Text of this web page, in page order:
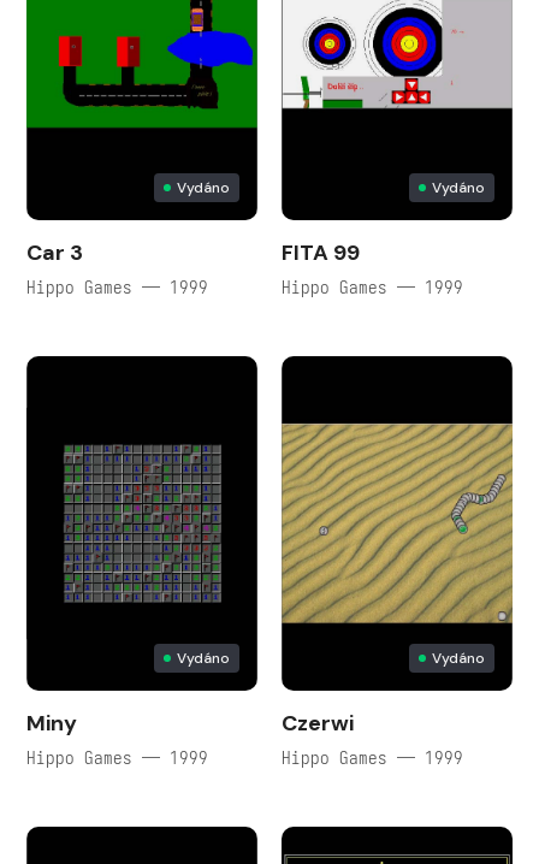
Vydáno
Car 3
Hippo Games — 1999
Vydáno
FITA 99
Hippo Games — 1999
Vydáno
Miny
Hippo Games — 1999
Vydáno
Czerwi
Hippo Games — 1999